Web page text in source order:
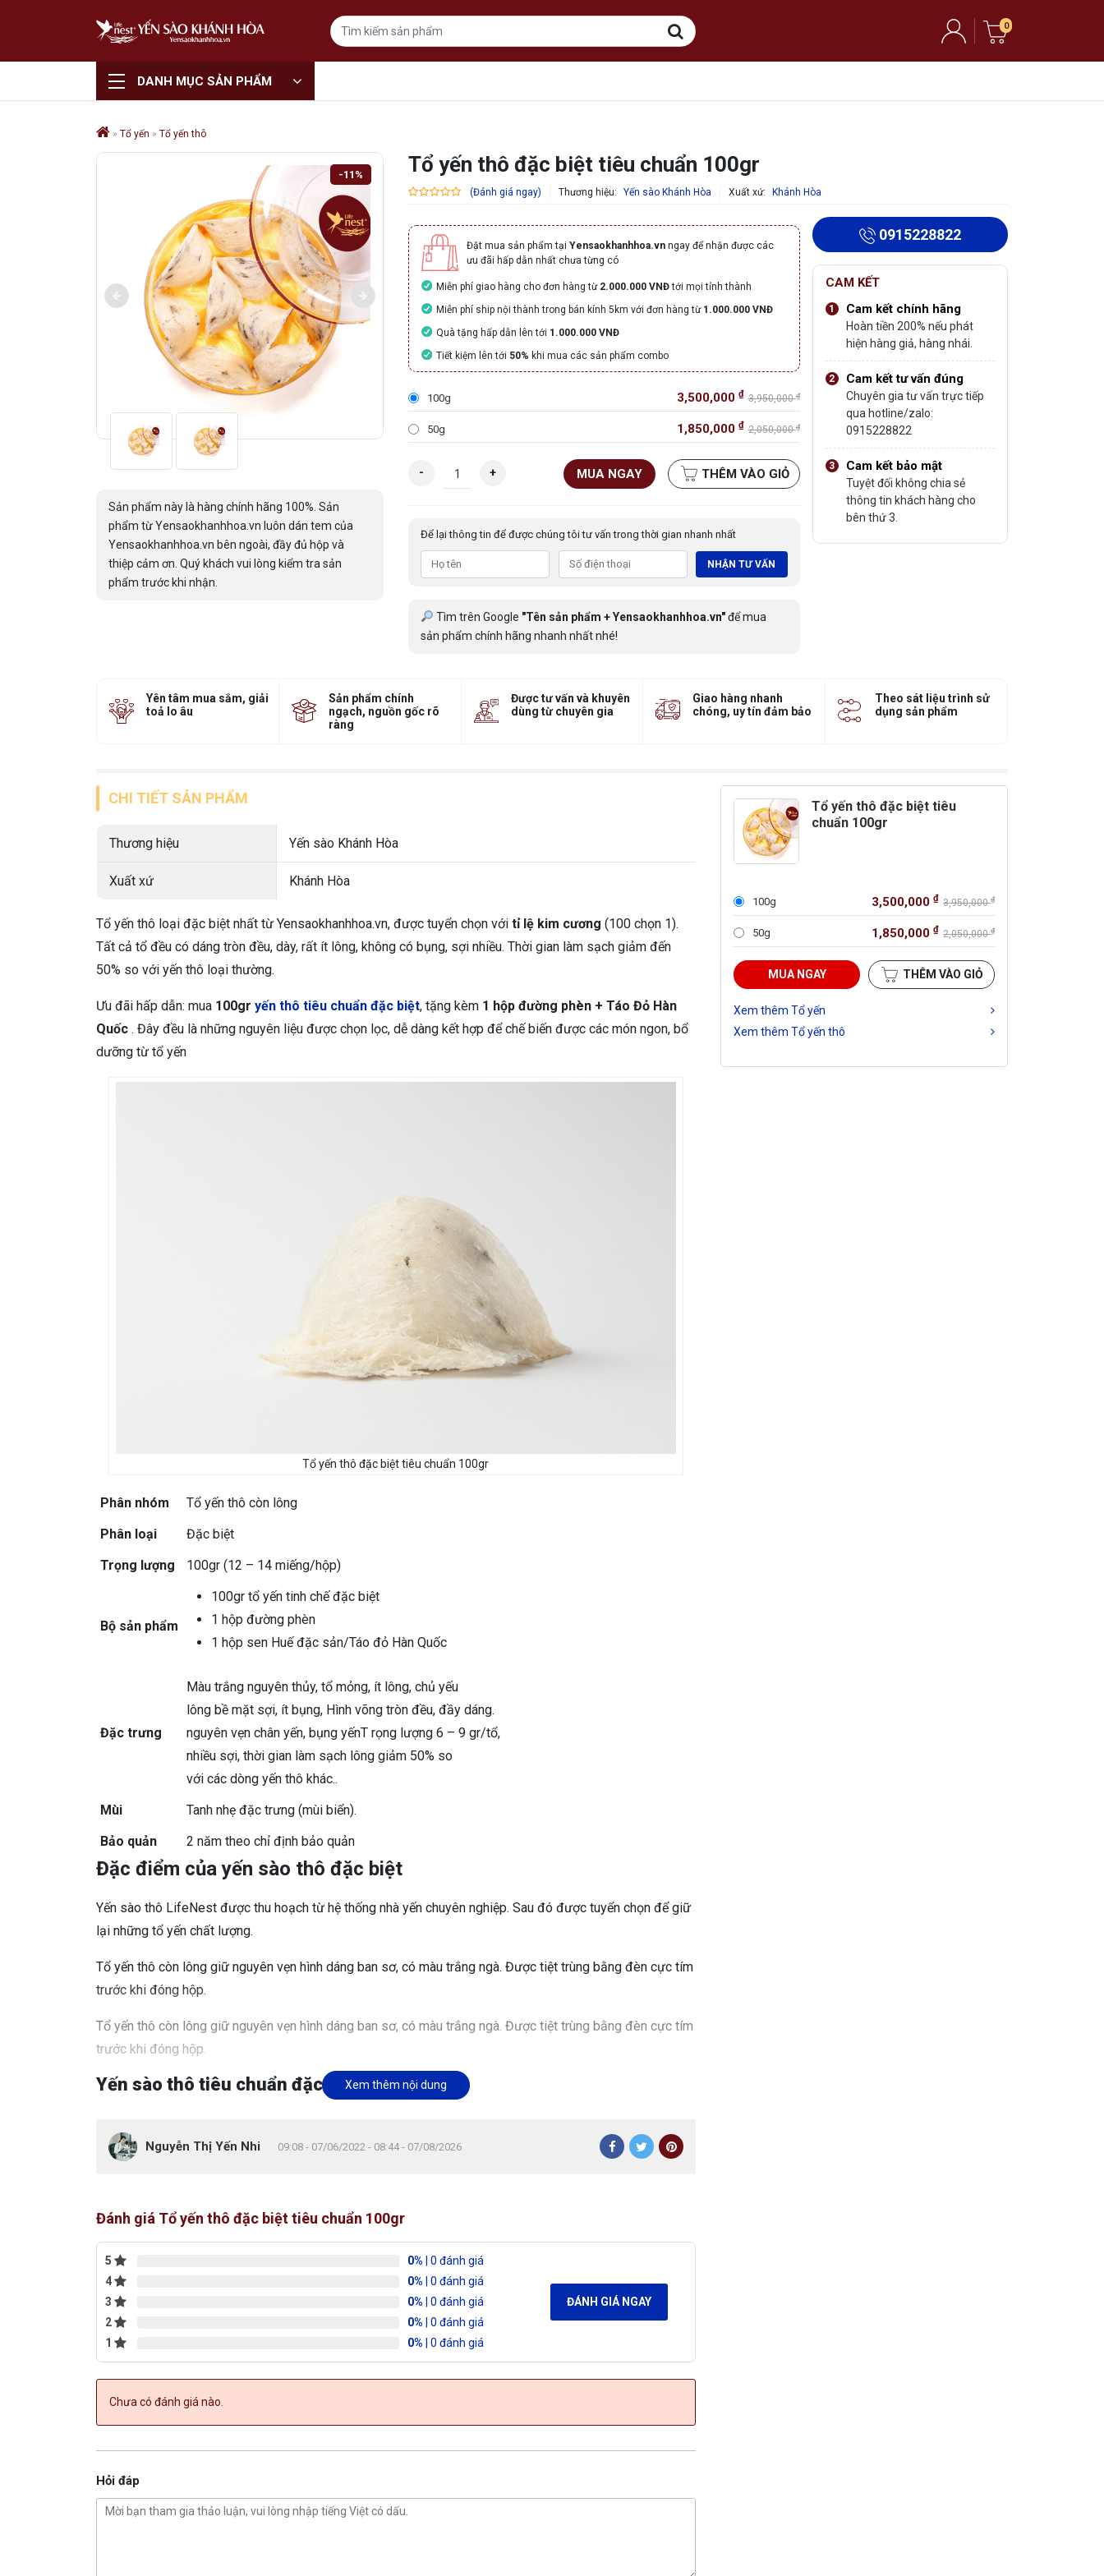
0
DANH MỤC SẢN PHẨM
» Tổ yến » Tổ yến thô
-11%
Sản phẩm này là hàng chính hãng 100%. Sản
phẩm từ Yensaokhanhhoa.vn luôn dán tem của
Yensaokhanhhoa.vn bên ngoài, đầy đủ hộp và
thiệp cảm ơn. Quý khách vui lòng kiểm tra sản
phẩm trước khi nhận.
Tổ yến thô đặc biệt tiêu chuẩn 100gr
(Đánh giá ngay) Thương hiệu: Yến sào Khánh Hòa Xuất xứ: Khánh Hòa
Đặt mua sản phẩm tại Yensaokhanhhoa.vn ngay để nhận được các
ưu đãi hấp dẫn nhất chưa từng có
Miễn phí giao hàng cho đơn hàng từ 2.000.000 VNĐtới mọi tỉnh thành
Miễn phí ship nội thành trong bán kính 5km với đơn hàng từ 1.000.000 VNĐ
Quà tặng hấp dẫn lên tới 1.000.000 VNĐ
Tiết kiệm lên tới 50% khi mua các sản phẩm combo
100g 3,500,000 ₫ 3,950,000₫
50g 1,850,000 ₫ 2,050,000₫
-
ệ
t
ẩ
0
g
ố
n
+ MUA NGAY THÊM VÀO GIỎ
Để lại thông tin để được chúng tôi tư vấn trong thời gian nhanh nhất
NHẬN TƯ VẤN
Tìm trên Google "Tên sản phẩm + Yensaokhanhhoa.vn"để mua
sản phẩm chính hãng nhanh nhất nhé!
0915228822
CAM KẾT
Cam kết chính hãng
Hoàn tiền 200% nếu phát
hiện hàng giả, hàng nhái.
Cam kết tư vấn đúng
Chuyên gia tư vấn trực tiếp
qua hotline/zalo:
0915228822
Cam kết bảo mật
Tuyệt đối không chia sẻ
thông tin khách hàng cho
bên thứ 3.
Yên tâm mua sắm, giải
toả lo âu
Sản phẩm chính
ngạch, nguồn gốc rõ
ràng
Được tư vấn và khuyên
dùng từ chuyên gia
Giao hàng nhanh
chóng, uy tín đảm bảo
Theo sát liệu trình sử
dụng sản phẩm
CHI TIẾT SẢN PHẨM
Thương hiệu Yến sào Khánh Hòa
Xuất xứ Khánh Hòa
Tổ yến thô loại đặc biệt nhất từ Yensaokhanhhoa.vn, được tuyển chọn với tỉ lệ kim cương (100 chọn 1).
Tất cả tổ đều có dáng tròn đều, dày, rất ít lông, không có bụng, sợi nhiều. Thời gian làm sạch giảm đến
50% so với yến thô loại thường.
Ưu đãi hấp dẫn: mua 100gr yến thô tiêu chuẩn đặc biệt, tặng kèm 1 hộp đường phèn + Táo Đỏ Hàn
Quốc . Đây đều là những nguyên liệu được chọn lọc, dễ dàng kết hợp để chế biến được các món ngon, bổ
dưỡng từ tổ yến
Tổ yến thô đặc biệt tiêu chuẩn 100gr
Phân nhóm
Tổ yến thô còn lông
Phân loại
Đặc biệt
Trọng lượng
100gr (12 – 14 miếng/hộp)
Bộ sản phẩm
100gr tổ yến tinh chế đặc biệt
1 hộp đường phèn
1 hộp sen Huế đặc sản/Táo đỏ Hàn Quốc
Đặc trưng
Màu trắng nguyên thủy, tổ mỏng, ít lông, chủ yếu
lông bề mặt sợi, ít bụng, Hình võng tròn đều, đầy dáng.
nguyên vẹn chân yến, bụng yếnT rọng lượng 6 – 9 gr/tổ,
nhiều sợi, thời gian làm sạch lông giảm 50% so
với các dòng yến thô khác..
Mùi
Tanh nhẹ đặc trưng (mùi biển).
Bảo quản
2 năm theo chỉ định bảo quản
Đặc điểm của yến sào thô đặc biệt
Yến sào thô LifeNest được thu hoạch từ hệ thống nhà yến chuyên nghiệp. Sau đó được tuyển chọn để giữ
lại những tổ yến chất lượng.
Tổ yến thô còn lông giữ nguyên vẹn hình dáng ban sơ, có màu trắng ngà. Được tiệt trùng bằng đèn cực tím
trước khi đóng hộp.
Tổ yến thô còn lông giữ nguyên vẹn hình dáng ban sơ, có màu trắng ngà. Được tiệt trùng bằng đèn cực tím
trước khi đóng hộp.
Yến sào thô tiêu chuẩn đặc biệt:
Tổ tròn đều, dày, rất ít lông, thường khoảng 2-4 vị trí có lông chim, không có bụng, sợi nhiều
Xem thêm nội dung
Nguyễn Thị Yến Nhi 09:08 - 07/06/2022 - 08:44 - 07/08/2026
Tổ yến thô đặc biệt tiêu
chuẩn 100gr
100g 3,500,000 ₫ 3,950,000₫
50g 1,850,000 ₫ 2,050,000₫
MUA NGAY THÊM VÀO GIỎ
Xem thêm Tổ yến
Xem thêm Tổ yến thô
Đánh giá Tổ yến thô đặc biệt tiêu chuẩn 100gr
5 0% | 0 đánh giá
4
0% | 0 đánh giá
3
0% | 0 đánh giá
2
0% | 0 đánh giá
1
0% | 0 đánh giá
ĐÁNH GIÁ NGAY
Chưa có đánh giá nào.
Hỏi đáp